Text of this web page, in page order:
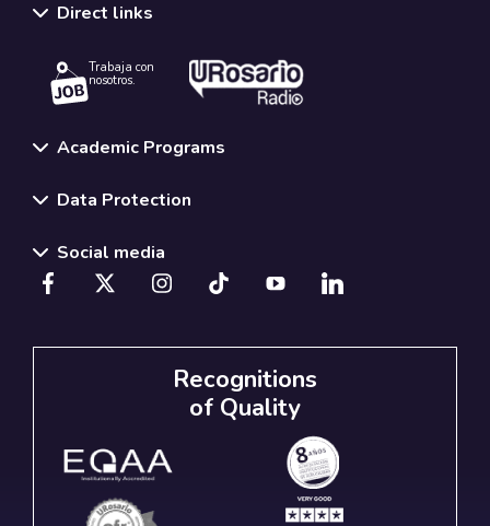
Direct links
Trabaja con
nosotros.
Academic Programs
Data Protection
Social media
Recognitions
of Quality